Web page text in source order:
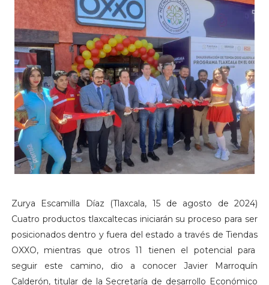
Zurya Escamilla Díaz (Tlaxcala, 15 de agosto de 2024)
Cuatro productos tlaxcaltecas iniciarán su proceso para ser
posicionados dentro y fuera del estado a través de Tiendas
OXXO, mientras que otros 11 tienen el potencial para
seguir este camino, dio a conocer Javier Marroquín
Calderón, titular de la Secretaría de desarrollo Económico